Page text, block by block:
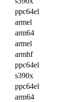
ppc64el
armel
arm64
armel
armhf
ppc64el
s390x
ppc64el
arm64